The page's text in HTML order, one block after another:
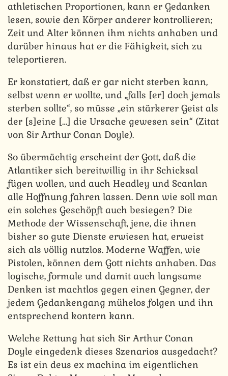
athletischen Proportionen, kann er Gedanken
lesen, sowie den Körper anderer kontrollieren;
Zeit und Alter können ihm nichts anhaben und
darüber hinaus hat er die Fähigkeit, sich zu
teleportieren.
Er konstatiert, daß er gar nicht sterben kann,
selbst wenn er wollte, und „falls [er] doch jemals
sterben sollte“, so müsse „ein stärkerer Geist als
der [s]eine […] die Ursache gewesen sein“ (Zitat
von Sir Arthur Conan Doyle).
So übermächtig erscheint der Gott, daß die
Atlantiker sich bereitwillig in ihr Schicksal
fügen wollen, und auch Headley und Scanlan
alle Hoffnung fahren lassen. Denn wie soll man
ein solches Geschöpft auch besiegen? Die
Methode der Wissenschaft, jene, die ihnen
bisher so gute Dienste erwiesen hat, erweist
sich als völlig nutzlos. Moderne Waffen, wie
Pistolen, können dem Gott nichts anhaben. Das
logische, formale und damit auch langsame
Denken ist machtlos gegen einen Gegner, der
jedem Gedankengang mühelos folgen und ihn
entsprechend kontern kann.
Welche Rettung hat sich Sir Arthur Conan
Doyle eingedenk dieses Szenarios ausgedacht?
Es ist ein deus ex machina im eigentlichen